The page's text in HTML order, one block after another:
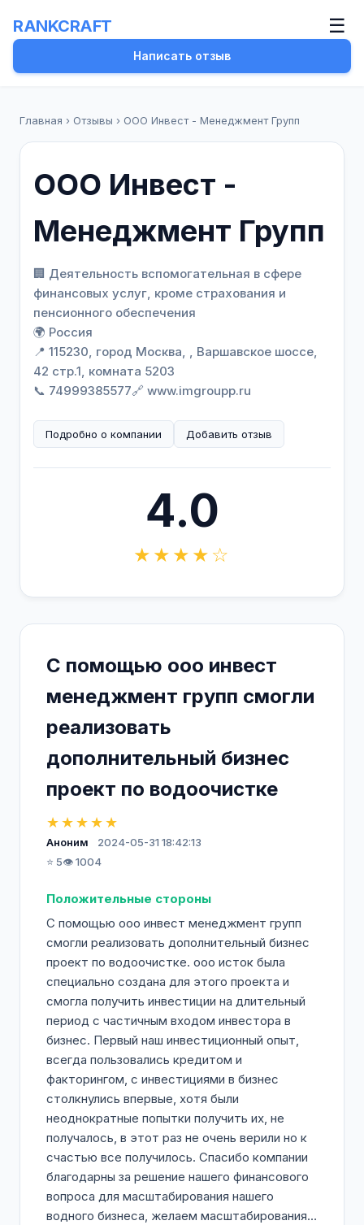
RANKCRAFT ☰
Написать отзыв
Главная › Отзывы › ООО Инвест - Менеджмент Групп
ООО Инвест -
Менеджмент Групп
🏢 Деятельность вспомогательная в сфере
финансовых услуг, кроме страхования и
пенсионного обеспечения
🌍 Россия
📍 115230, город Москва, , Варшавское шоссе,
42 стр.1, комната 5203
📞 74999385577🔗 www.imgroupp.ru
Подробно о компании Добавить отзыв
4.0
★★★★☆
С помощью ооо инвест
менеджмент групп смогли
реализовать
дополнительный бизнес
проект по водоочистке
★★★★★
Аноним
2024-05-31 18:42:13
⭐ 5👁️ 1004
Положительные стороны
С помощью ооо инвест менеджмент групп
смогли реализовать дополнительный бизнес
проект по водоочистке. ооо исток была
специально создана для этого проекта и
смогла получить инвестиции на длительный
период с частичным входом инвестора в
бизнес. Первый наш инвестиционный опыт,
всегда пользовались кредитом и
факторингом, с инвестициями в бизнес
столкнулись впервые, хотя были
неоднократные попытки получить их, не
получалось, в этот раз не очень верили но к
счастью все получилось. Спасибо компании
благодарны за решение нашего финансового
вопроса для масштабирования нашего
водного бизнеса, желаем масштабирования…